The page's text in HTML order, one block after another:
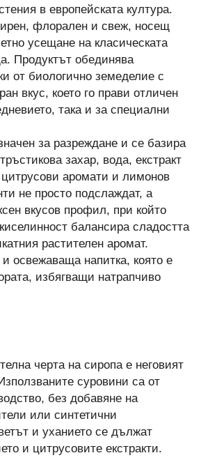
в европейската култура.
флорален и свеж, носещ
усещане на класическата
Продуктът обединява
от биологично земеделие с
вкус, което го прави отличен
така и за специални
за разреждане и се базира
захар, вода, екстракт
аромати и лимонов
не просто подслаждат, а
вкусов профил, при който
балансира сладостта
растителен аромат.
освежаваща напитка, която е
избягващи натрапчиво
черта на сиропа е неговият
суровини са от
без добавяне на
или синтетични
и уханието се дължат
и цитрусовите екстракти.